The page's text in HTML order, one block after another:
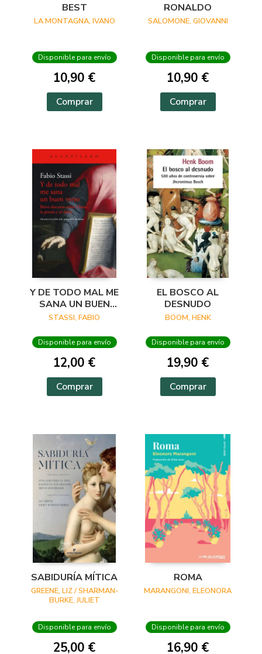
BEST
LA MONTAGNA, IVANO
Disponible para envío
10,90 €
Comprar
RONALDO
SALOMONE, GIOVANNI
Disponible para envío
10,90 €
Comprar
Y DE TODO MAL ME
SANA UN BUEN
VERSO
STASSI, FABIO
Disponible para envío
12,00 €
Comprar
EL BOSCO AL
DESNUDO
BOOM, HENK
Disponible para envío
19,90 €
Comprar
SABIDURÍA MÍTICA
GREENE, LIZ / SHARMAN-
BURKE, JULIET
Disponible para envío
25,00 €
ROMA
MARANGONI, ELEONORA
Disponible para envío
16,90 €